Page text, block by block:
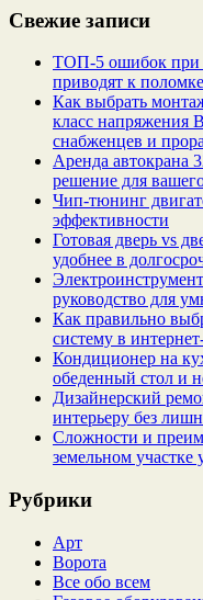
Свежие записи
ТОП-5 ошибок при
приводят к
Как выбрать
класс напряжения
снабженцев и
Аренда автокрана
решение для
Чип‑тюнинг
эффективности
Готовая дверь vs
удобнее в
руководство для
Как правильно
систему в
Кондиционер на
обеденный стол и
Дизайнерский
интерьеру без
Сложности и
земельном участке
Рубрики
Арт
Ворота
Все обо всем